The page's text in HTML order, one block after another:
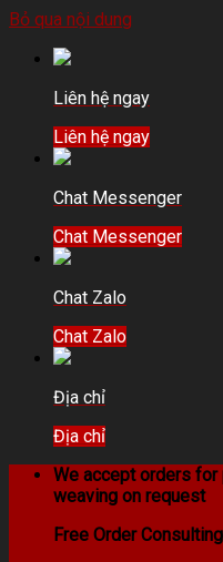
Bỏ qua nội dung
Liên hệ ngay
Liên hệ ngay
Chat Messenger
Chat Messenger
Chat Zalo
Chat Zalo
Địa chỉ
Địa chỉ
We accept orders for
weaving on request
Free Order